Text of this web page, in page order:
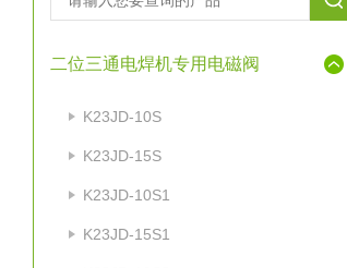
二位三通电焊机专用电磁阀
K23JD-10S
K23JD-15S
K23JD-10S1
K23JD-15S1